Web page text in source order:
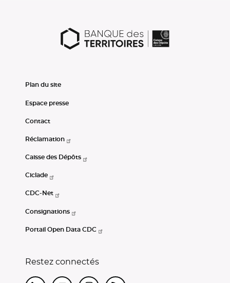
Plan du site
Espace presse
Contact
Réclamation
Caisse des Dépôts
Ciclade
CDC-Net
Consignations
Portail Open Data CDC
Restez connectés